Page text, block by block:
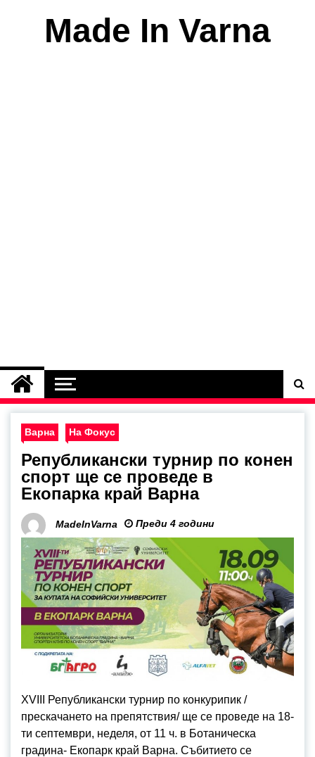
Made In Varna
Варна На Фокус
Републикански турнир по конен
спорт ще се проведе в
Екопарка край Варна
MadeInVarna Преди 4 години
XVIII Републикански турнир по конкурипик /
прескачането на препятствия/ ще се проведе на 18-
ти септември, неделя, от 11 ч. в Ботаническа
градина- Екопарк край Варна. Събитието се